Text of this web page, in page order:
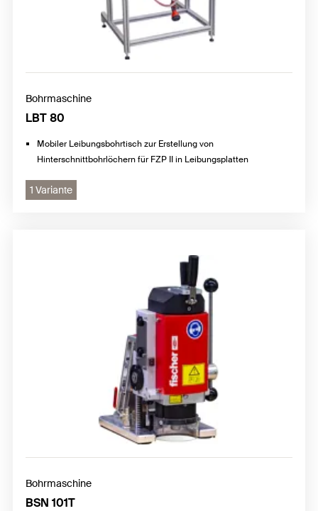
Bohrmaschine
LBT 80
Mobiler Leibungsbohrtisch zur Erstellung von
Hinterschnittbohrlöchern für FZP II in Leibungsplatten
1 Variante
Bohrmaschine
BSN 101T